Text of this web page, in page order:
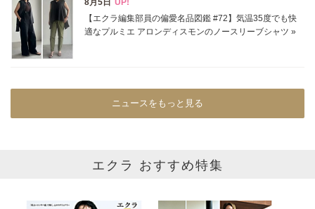
ニュースをもっと見る
エクラ おすすめ特集